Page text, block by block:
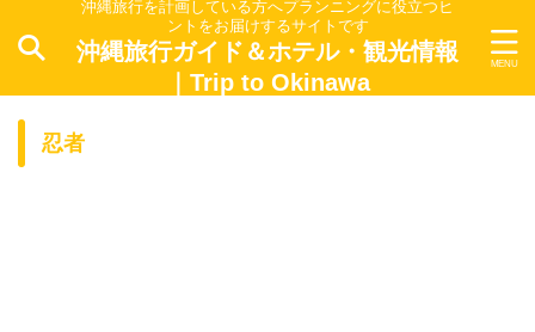
沖縄旅行を計画している方へプランニングに役立つヒ
ントをお届けするサイトです
沖縄旅行ガイド＆ホテル・観光情報
｜Trip to Okinawa
忍者